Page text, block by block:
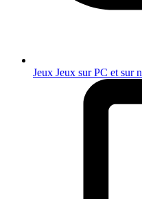
Jeux Jeux sur PC et sur